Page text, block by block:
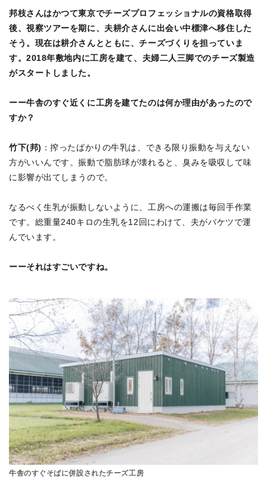
邦枝さんはかつて東京でチーズプロフェッショナルの資格取得
後、視察ツアーを期に、夫耕介さんに出会い中標津へ移住した
そう。現在は耕介さんとともに、チーズづくりを担っていま
す。2018年敷地内に工房を建て、夫婦二人三脚でのチーズ製造
がスタートしました。
ーー牛舎のすぐ近くに工房を建てたのは何か理由があったので
すか？
竹下(邦) ：搾ったばかりの牛乳は、できる限り振動を与えない
方がいいんです。振動で脂肪球が壊れると、臭みを吸収して味
に影響が出てしまうので。
なるべく生乳が振動しないように、工房への運搬は毎回手作業
です。総重量240キロの生乳を12回にわけて、夫がバケツで運
んでいます。
ーーそれはすごいですね。
牛舎のすぐそばに併設されたチーズ工房